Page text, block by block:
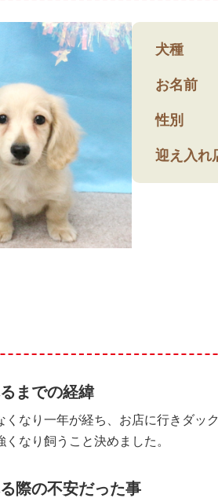
犬種
お名前
性別
迎え入れ
までの経緯
くなり一年が経ち、お店に行きダッ
くなり飼うこと決めました。
際の不安だった事